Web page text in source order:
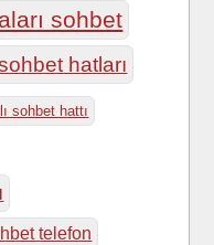
sohbet
hatları
sohbet hattı
telefon